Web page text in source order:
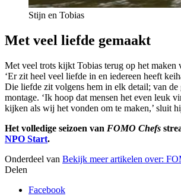
Stijn en Tobias
Met veel liefde gemaakt
Met veel trots kijkt Tobias terug op het maken
‘Er zit heel veel liefde in en iedereen heeft
Die liefde zit volgens hem in elk detail; van de
montage. ‘Ik hoop dat mensen het even leuk
kijken als wij het vonden om te maken,’ sluit
Het volledige seizoen van FOMO Chefs
NPO Start.
Onderdeel van Bekijk meer artikelen over:
Delen
Facebook